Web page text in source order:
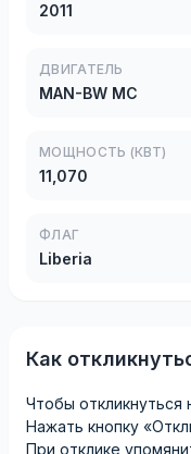
2011
ДВИГАТЕЛЬ
MAN-BW MC
МОЩНОСТЬ (КВТ)
11,070
ФЛАГ
Liberia
Как
Чтобы
Нажать кнопку
При отклике